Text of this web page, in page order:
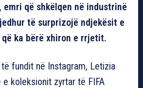
emri që shkëlqen në industrinë
të surprizojë ndjekësit e
ka bërë xhiron e rrjetit.
fundit në Instagram, Letizia
koleksionit zyrtar të FIFA